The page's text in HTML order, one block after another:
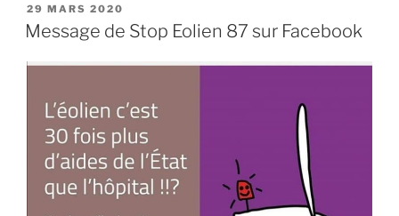
PUBLIÉ
LE
29 MARS 2020
Message de Stop Eolien 87 sur Facebook